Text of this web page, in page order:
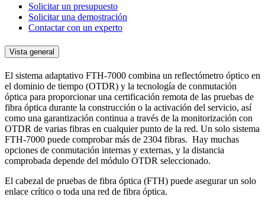
Solicitar un presupuesto
Solicitar una demostración
Contactar con un experto
Vista general
El sistema adaptativo FTH-7000 combina un reflectómetro óptico en
el dominio de tiempo (OTDR) y la tecnología de conmutación
óptica para proporcionar una certificación remota de las pruebas de
fibra óptica durante la construcción o la activación del servicio, así
como una garantización continua a través de la monitorización con
OTDR de varias fibras en cualquier punto de la red. Un solo sistema
FTH-7000 puede comprobar más de 2304 fibras. Hay muchas
opciones de conmutación internas y externas, y la distancia
comprobada depende del módulo OTDR seleccionado.
El cabezal de pruebas de fibra óptica (FTH) puede asegurar un solo
enlace crítico o toda una red de fibra óptica.